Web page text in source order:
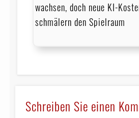
wachsen, doch neue KI-
schmälern den Spielraum
Schreiben Sie einen